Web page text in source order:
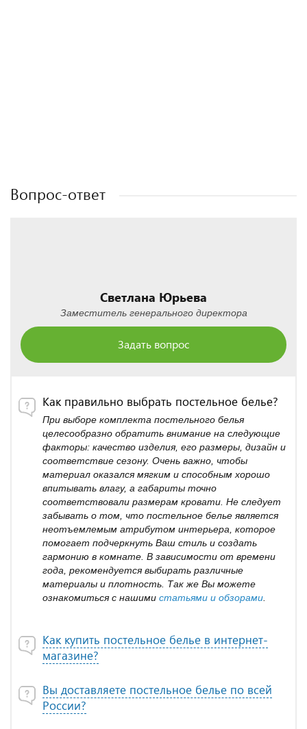
Вопрос-ответ
Светлана Юрьева
Заместитель генерального директора
Задать вопрос
Как правильно выбрать постельное белье?
При выборе комплекта постельного белья
целесообразно обратить внимание на следующие
факторы: качество изделия, его размеры, дизайн и
соответствие сезону. Очень важно, чтобы
материал оказался мягким и способным хорошо
впитывать влагу, а габариты точно
соответствовали размерам кровати. Не следует
забывать о том, что постельное белье является
неотъемлемым атрибутом интерьера, которое
помогает подчеркнуть Ваш стиль и создать
гармонию в комнате. В зависимости от времени
года, рекомендуется выбирать различные
материалы и плотность. Так же Вы можете
ознакомиться с нашими статьями и обзорами
Как купить постельное белье в интернет-
магазине?
Вы доставляете постельное белье по всей
России?